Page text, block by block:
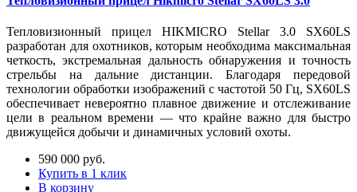
Тепловизионный прицел HIKMICRO Stellar 3.0 SX60LS
разработан для охотников, которым необходима максимальная
четкость, экстремальная дальность обнаружения и точность
стрельбы на дальние дистанции. Благодаря передовой
технологии обработки изображений с частотой 50 Гц, SX60LS
обеспечивает невероятно плавное движение и отслеживание
цели в реальном времени — что крайне важно для быстро
движущейся добычи и динамичных условий охоты.
590 000 руб.
Купить в 1 клик
В корзину